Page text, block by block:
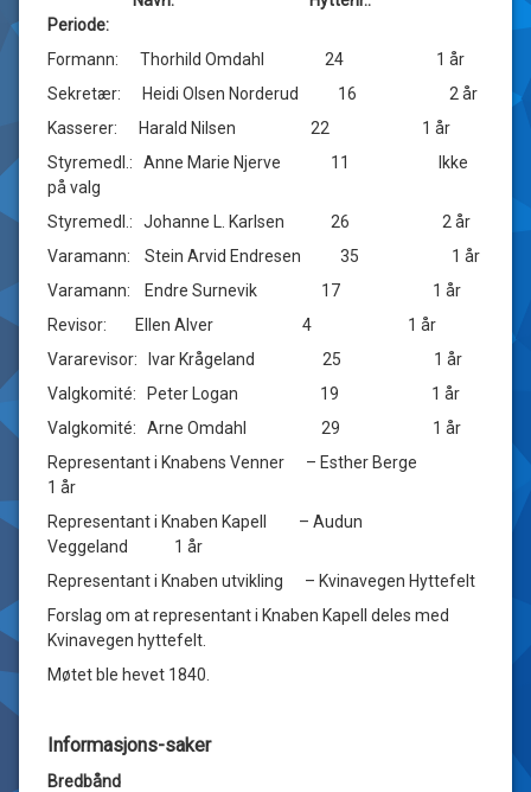
Periode:
Formann: Thorhild Omdahl 24 1 år
Sekretær: Heidi Olsen Norderud 16 2 år
Kasserer: Harald Nilsen 22 1 år
Styremedl.: Anne Marie Njerve 11 Ikke
på valg
Styremedl.: Johanne L. Karlsen 26 2 år
Varamann: Stein Arvid Endresen 35 1 år
Varamann: Endre Surnevik 17 1 år
Revisor: Ellen Alver 4 1 år
Vararevisor: Ivar Krågeland 25 1 år
Valgkomité: Peter Logan 19 1 år
Valgkomité: Arne Omdahl 29 1 år
Representant i Knabens Venner – Esther Berge
1 år
Representant i Knaben Kapell – Audun
Veggeland 1 år
Representant i Knaben utvikling – Kvinavegen Hyttefelt
Forslag om at representant i Knaben Kapell deles med
Kvinavegen hyttefelt.
Møtet ble hevet 1840.
Informasjons-saker
Bredbånd